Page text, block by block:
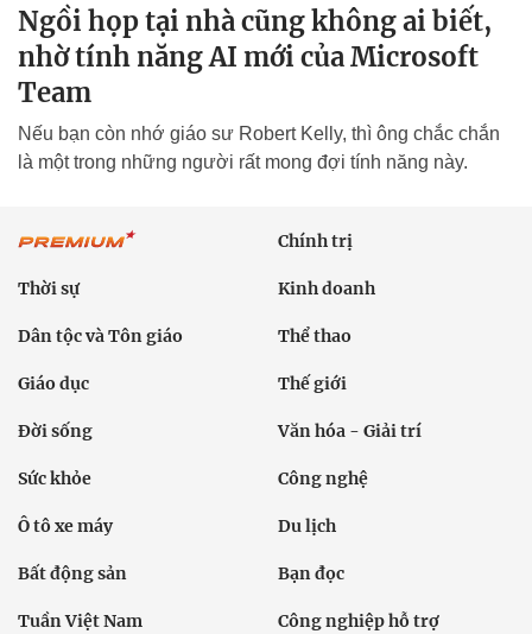
Ngồi họp tại nhà cũng không ai biết,
nhờ tính năng AI mới của Microsoft
Team
Nếu bạn còn nhớ giáo sư Robert Kelly, thì ông chắc chắn
là một trong những người rất mong đợi tính năng này.
Chính trị
Thời sự Kinh doanh
Dân tộc và Tôn giáo Thể thao
Giáo dục Thế giới
Đời sống Văn hóa - Giải trí
Sức khỏe Công nghệ
Ô tô xe máy Du lịch
Bất động sản Bạn đọc
Tuần Việt Nam Công nghiệp hỗ trợ